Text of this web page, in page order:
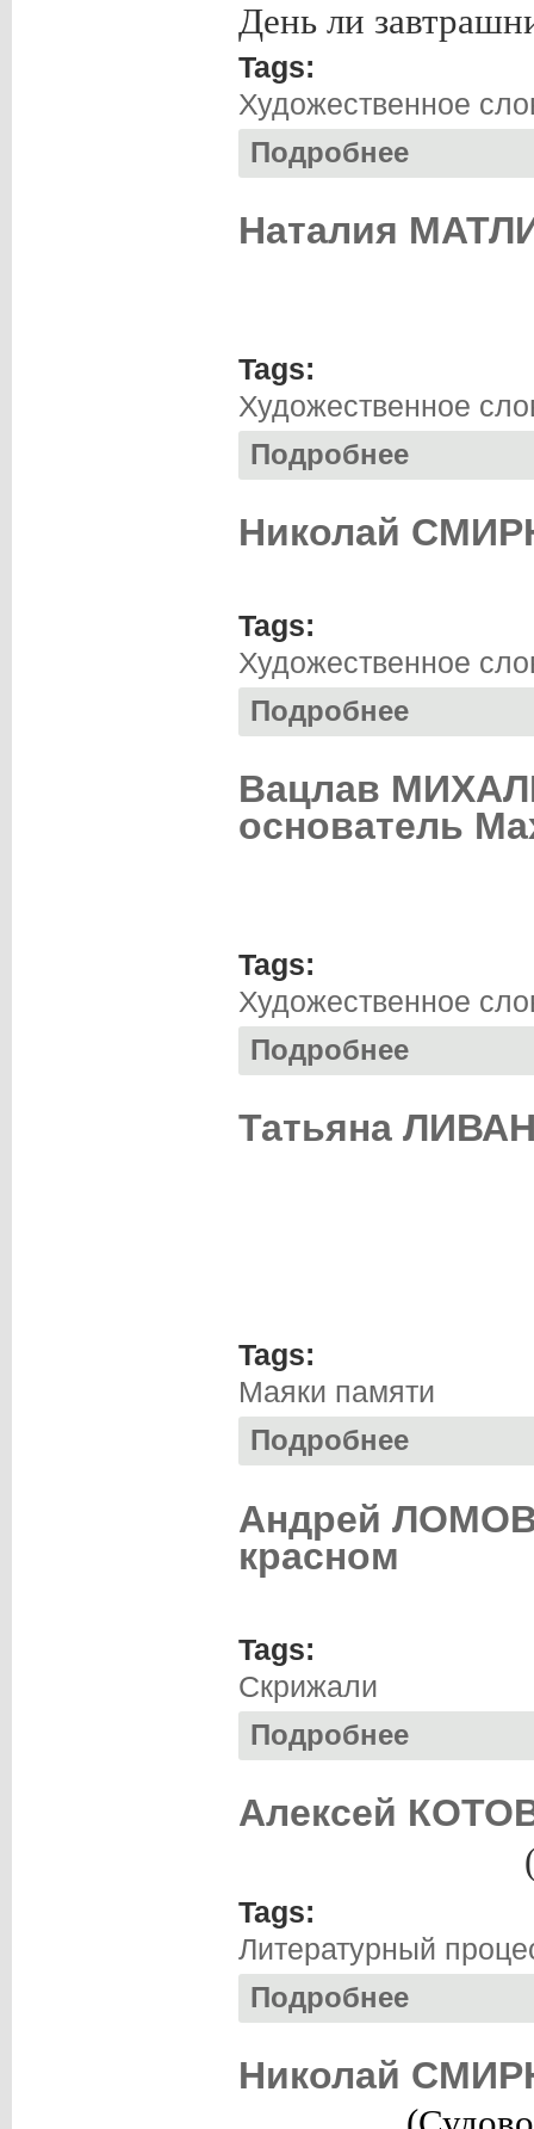
День ли
Tags:
Художественное
Подробнее
Наталия
Tags:
Художественное
Подробнее
Николай
Tags:
Художественное
Подробнее
Вацлав
основатель
Tags:
Художественное
Подробнее
Татьяна
Tags:
Маяки памяти
Подробнее
Андрей
красном
Tags:
Скрижали
Подробнее
Алексей
Tags:
Литературный
Подробнее
Николай